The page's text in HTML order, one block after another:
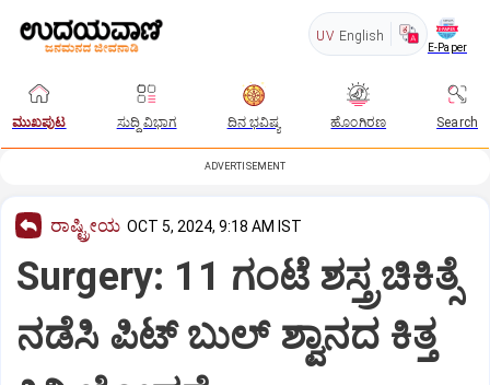
UV English
E-Paper
ಮುಖಪುಟ ಸುದ್ದಿ ವಿಭಾಗ ದಿನ ಭವಿಷ್ಯ ಹೊಂಗಿರಣ Search
ADVERTISEMENT
ರಾಷ್ಟ್ರೀಯ OCT 5, 2024, 9:18 AM IST
Surgery: 11 ಗಂಟೆ ಶಸ್ತ್ರಚಿಕಿತ್ಸೆ
ನಡೆಸಿ ಪಿಟ್‌ ಬುಲ್‌ ಶ್ವಾನದ ಕಿತ್ತ